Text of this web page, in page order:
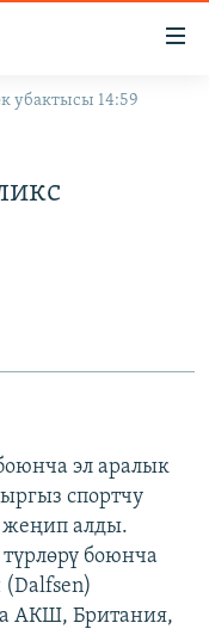
убактысы 14:59
эл аралык
спортчу
жеңип алды.
боюнча
АКШ, Британия,